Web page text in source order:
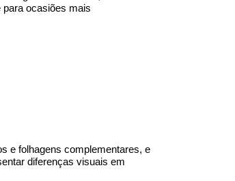
para ocasiões mais
e folhagens complementares, e
diferenças visuais em